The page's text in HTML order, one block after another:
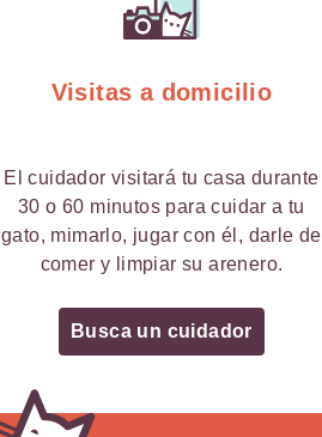
Visitas a domicilio
El cuidador visitará tu casa durante
30 o 60 minutos para cuidar a tu
gato, mimarlo, jugar con él, darle de
comer y limpiar su arenero.
Busca un cuidador